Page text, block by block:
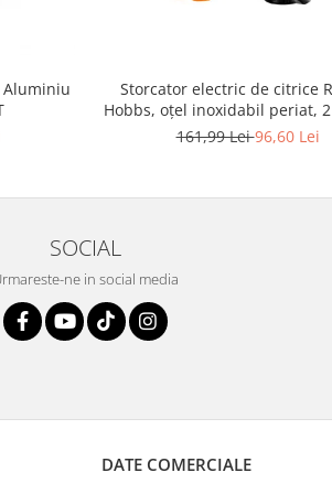
Aluminiu
Storcator electric de citrice
Hobbs, oțel inoxidabil periat,
22760-56 - RESIGILAT
161,99 Lei96,60 Lei
SOCIAL
ne in social media
DATE COMERCIALE